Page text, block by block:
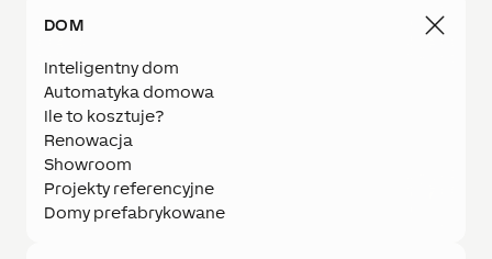
DOM
Inteligentny dom
Automatyka domowa
Ile to kosztuje?
Renowacja
Showroom
Projekty referencyjne
Domy prefabrykowane